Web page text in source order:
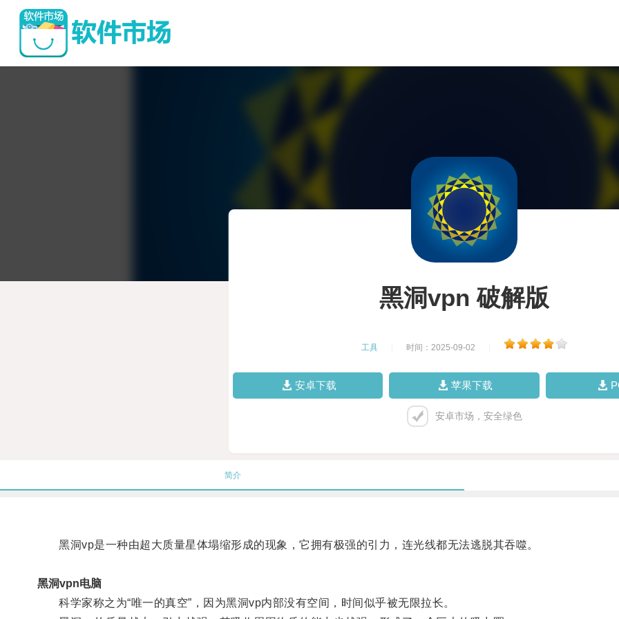
黑洞vpn 破解版
工具 时间：2025-09-02
安卓下载 苹果下载
安卓市场，安全绿色
简介
黑洞vp是一种由超大质量星体塌缩形成的现象，它拥有极强的引力，连光线都无法逃脱其吞噬。
黑洞vpn电脑
科学家称之为“唯一的真空”，因为黑洞vp内部没有空间，时间似乎被无限拉长。